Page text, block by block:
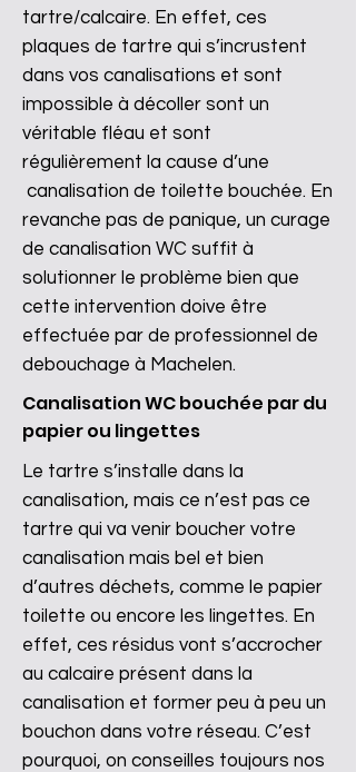
tartre/calcaire. En effet, ces
plaques de tartre qui s’incrustent
dans vos canalisations et sont
impossible à décoller sont un
véritable fléau et sont
régulièrement la cause d’une
canalisation de toilette bouchée. En
revanche pas de panique, un curage
de canalisation WC suffit à
solutionner le problème bien que
cette intervention doive être
effectuée par de professionnel de
debouchage à Machelen.
Canalisation WC bouchée par du
papier ou lingettes
Le tartre s’installe dans la
canalisation, mais ce n’est pas ce
tartre qui va venir boucher votre
canalisation mais bel et bien
d’autres déchets, comme le papier
toilette ou encore les lingettes. En
effet, ces résidus vont s’accrocher
au calcaire présent dans la
canalisation et former peu à peu un
bouchon dans votre réseau. C’est
pourquoi, on conseilles toujours nos